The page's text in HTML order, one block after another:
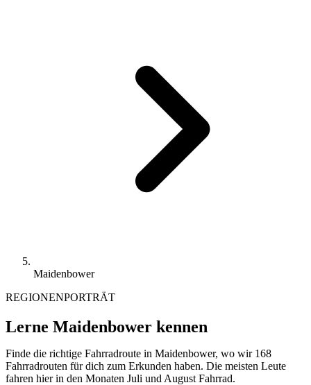
Maidenbower
REGIONENPORTRÄT
Lerne Maidenbower kennen
Finde die richtige Fahrradroute in Maidenbower, wo wir 168
Fahrradrouten für dich zum Erkunden haben. Die meisten Leute
fahren hier in den Monaten Juli und August Fahrrad.